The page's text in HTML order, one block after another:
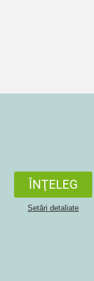
ÎNŢELEG
Setări detaliate